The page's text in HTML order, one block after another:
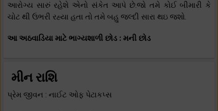
આરોગ્ય સારું રહેશે એનો સંકેત આપે છે.જો તમે કોઈ બીમારી કે
ચોટ થી ઉભરી રહ્યા હતા તો તમે બહુ જલ્દી સારા થઇ જશો.
આ અઠવાડિયા માટે ભાગ્યશાળી છોડ : મની છોડ
મીન રાશિ
પ્રેમ જીવન : નાઈટ ઓફ પેટાકપ્સ